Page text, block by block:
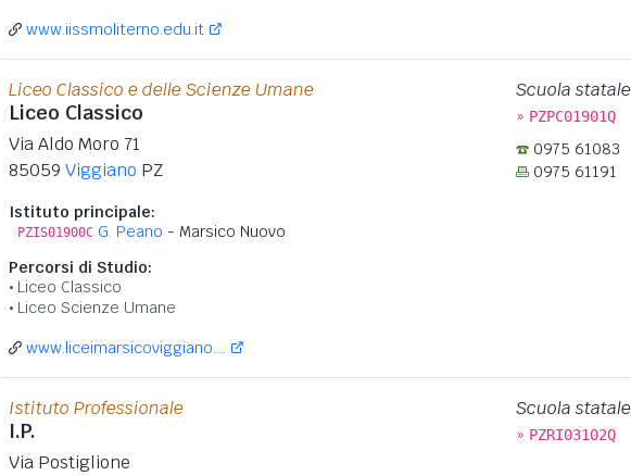
www.iissmoliterno.edu.it
Liceo Classico e delle Scienze Umane
Liceo Classico
Via Aldo Moro 71
85059 Viggiano PZ
Istituto principale:
PZIS01900C G. Peano - Marsico Nuovo
Percorsi di Studio:
Liceo Classico
Liceo Scienze Umane
Scuola statale
» PZPC01901Q
0975 61083
0975 61191
www.liceimarsicoviggiano....
Istituto Professionale
I.P.
Via Postiglione
Scuola statale
» PZRI03102Q